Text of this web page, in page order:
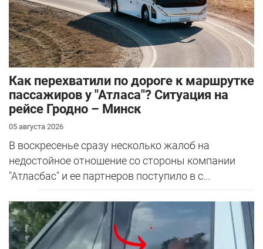
Как перехватили по дороге к маршрутке
пассажиров у "Атласа"? Ситуация на
рейсе Гродно – Минск
05 августа 2026
В воскресенье сразу несколько жалоб на
недостойное отношение со стороны компании
"Атласбас" и ее партнеров поступило в с...